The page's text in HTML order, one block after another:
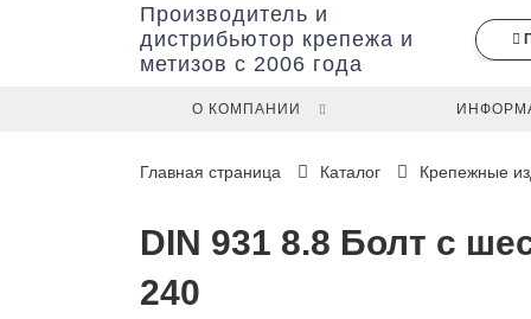
Производитель и
дистрибьютор крепежа и
метизов с 2006 года
О КОМПАНИИ
Главная страница Каталог Крепежные
DIN 931 8.8 Болт с
240